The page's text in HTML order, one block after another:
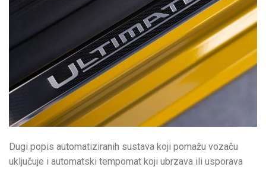
Dugi popis automatiziranih sustava koji pomažu vozaču
uključuje i automatski tempomat koji ubrzava ili usporava